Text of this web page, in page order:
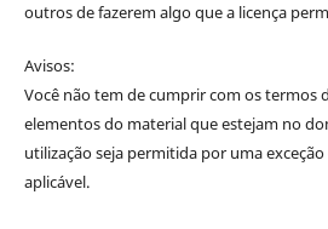
outros de fazerem algo que a licença
Avisos:
Você não tem de cumprir com os termos
elementos do material que estejam no
utilização seja permitida por uma
aplicável.